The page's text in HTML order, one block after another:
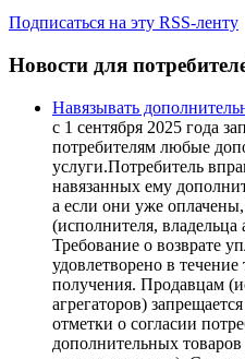
Подписаться на эту RSS-ленту
Новости для
Навязывать
с 1 сентября 2025 года
потребителям любые
услуги.Потребитель
навязанных ему
а если они уже
(исполнителя, владельца
Требование о возврате
удовлетворено в
получения. Продавцам
агрегаторов)
отметки о согласии
дополнительных